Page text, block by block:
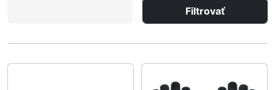
Filtrovať